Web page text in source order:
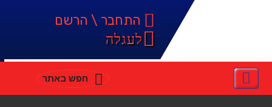
התחבר \ הרשם
לעגלה
חפש באתר